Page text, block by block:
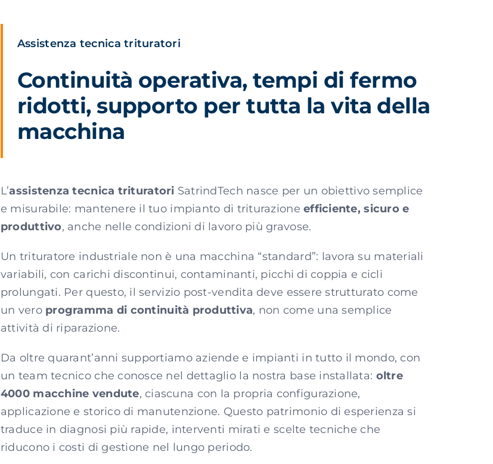
Assistenza tecnica trituratori
Continuità operativa, tempi di fermo
ridotti, supporto per tutta la vita della
macchina
L’assistenza tecnica trituratori SatrindTech nasce per un obiettivo semplice
e misurabile: mantenere il tuo impianto di triturazioneefficiente, sicuro e
produttivo, anche nelle condizioni di lavoro più gravose.
Un trituratore industriale non è una macchina “standard”: lavora su materiali
variabili, con carichi discontinui, contaminanti, picchi di coppia e cicli
prolungati. Per questo, il servizio post-vendita deve essere strutturato come
un vero programma di continuità produttiva, non come una semplice
attività di riparazione.
Da oltre quarant’anni supportiamo aziende e impianti in tutto il mondo, con
un team tecnico che conosce nel dettaglio la nostra base installata: oltre
4000 macchine vendute, ciascuna con la propria configurazione,
applicazione e storico di manutenzione. Questo patrimonio di esperienza si
traduce in diagnosi più rapide, interventi mirati e scelte tecniche che
riducono i costi di gestione nel lungo periodo.